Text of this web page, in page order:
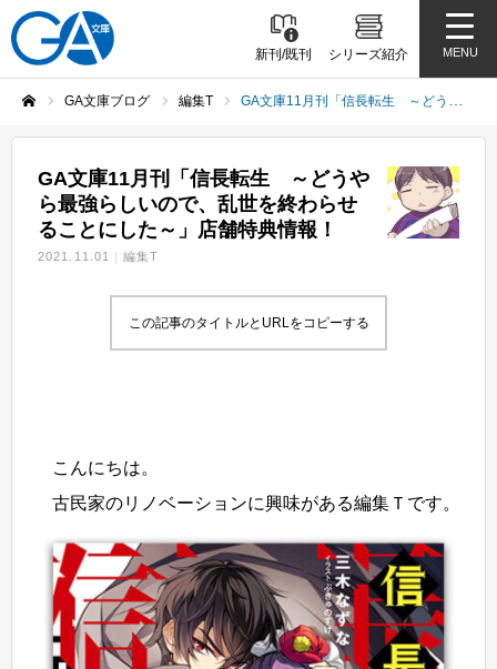
新刊/既刊 シリーズ紹介 MENU
GA文庫ブログ 編集T GA文庫11月刊「信長転生 ～どうやら最強らしいので、乱世を終わらせることにした～」店舗特典情報！
GA文庫11月刊「信長転生 ～どうや
ら最強らしいので、乱世を終わらせ
ることにした～」店舗特典情報！
2021.11.01 編集T
この記事のタイトルとURLをコピーする
こんにちは。
古民家のリノベーションに興味がある編集Ｔです。